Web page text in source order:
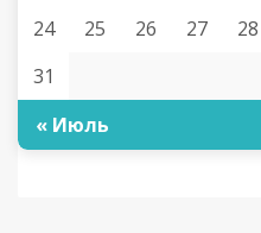
24
25 26 27 28
31
« Июль